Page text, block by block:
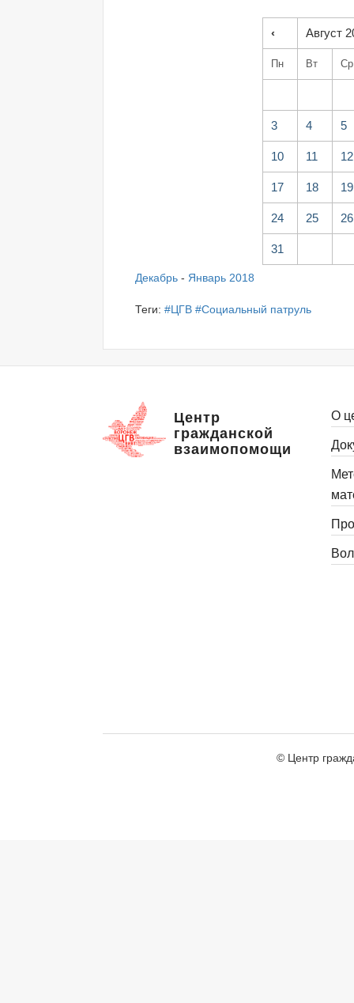
‹ Август
Пн Вт Ср
3 4 5
10 11 12
17 18 19
24 25 26
31
Декабрь - Январь 2018
Теги: #ЦГВ #Социальный патруль
Центр
гражданской
взаимопомощи
О
© Центр